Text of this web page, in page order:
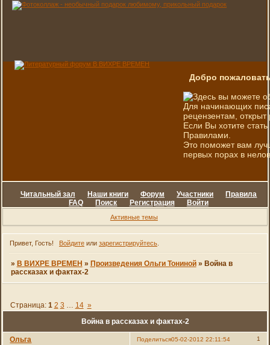
Добро
Здесь вы можете
Для начинающих
рецензентам, открыт
Если Вы хотите
Правилами.
Это поможет вам
первых порах в
Читальный зал Наши книги Форум Участники
Правила
FAQ
Поиск Регистрация Войти
Активные темы
Привет, Гость! Войдитеили зарегистрируйтесь.
» В ВИХРЕ ВРЕМЕН » Произведения Ольги Тониной » Война в
рассказах и фактах-2
Война в рассказах и фактах-2
Страница: 1 2 3 … 14 »
Поделиться 1
05-02-2012 22:11:54
Ольга